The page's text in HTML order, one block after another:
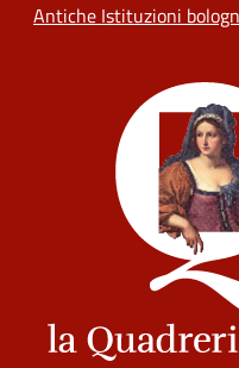
Antiche Istituzioni